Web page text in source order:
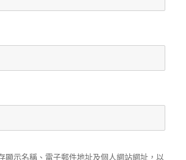
顯示名稱、電子郵件地址及個人網站網址，以